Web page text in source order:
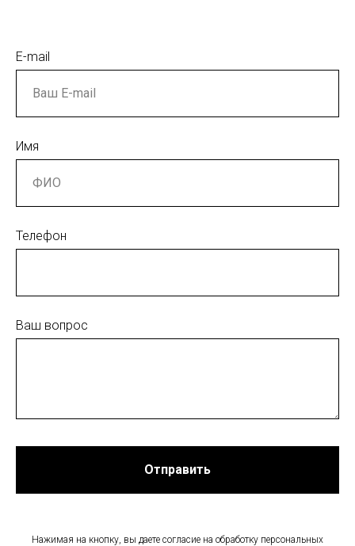
E-mail
Имя
Телефон
Ваш вопрос
Отправить
Нажимая на кнопку, вы даете согласие на обработку персональных